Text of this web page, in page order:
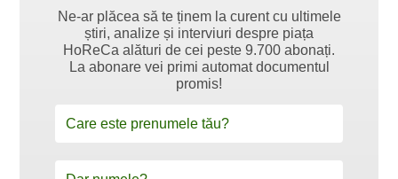
Ne-ar plăcea să te ținem la curent cu ultimele
știri, analize și interviuri despre piața
HoReCa alături de cei peste 9.700 abonați.
La abonare vei primi automat documentul
promis!